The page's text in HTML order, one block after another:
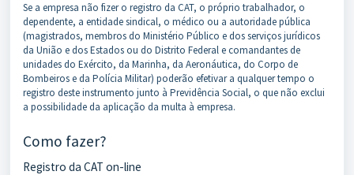
Se a empresa não fizer o registro da CAT, o próprio trabalhador, o
dependente, a entidade sindical, o médico ou a autoridade pública
(magistrados, membros do Ministério Público e dos serviços jurídicos
da União e dos Estados ou do Distrito Federal e comandantes de
unidades do Exército, da Marinha, da Aeronáutica, do Corpo de
Bombeiros e da Polícia Militar) poderão efetivar a qualquer tempo o
registro deste instrumento junto à Previdência Social, o que não exclui
a possibilidade da aplicação da multa à empresa.
Como fazer?
Registro da CAT on-line